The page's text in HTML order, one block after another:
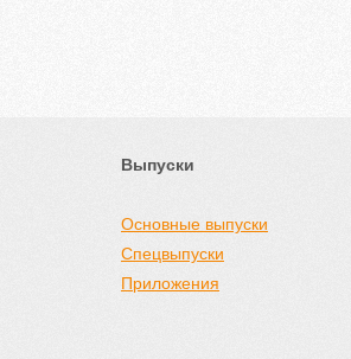
Выпуски
Основные выпуски
Спецвыпуски
Приложения